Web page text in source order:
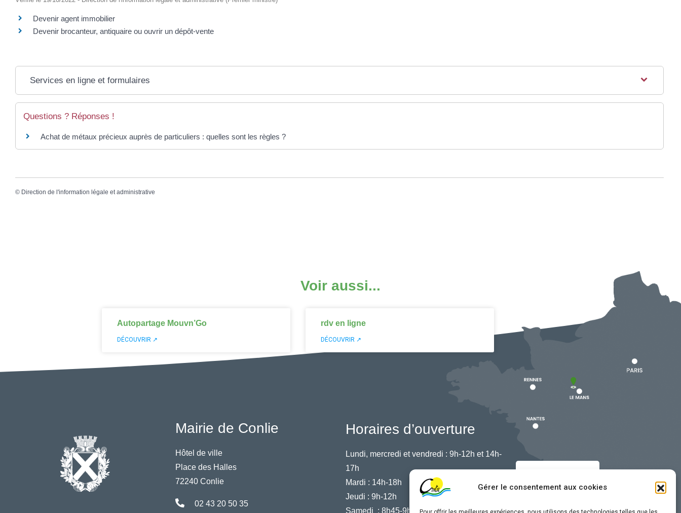
Gérer le consentement aux cookies
Devenir agent immobilier
Devenir brocanteur, antiquaire ou ouvrir un dépôt-vente
Services en ligne et formulaires
Questions ? Réponses !
Achat de métaux précieux auprès de particuliers : quelles sont les règles ?
© Direction de l'information légale et administrative
Voir aussi...
Autopartage Mouvn’Go
DÉCOUVRIR ↗
rdv en ligne
DÉCOUVRIR ↗
Mairie de Conlie
Hôtel de ville
Place des Halles
72240 Conlie
02 43 20 50 35
Horaires d’ouverture
Lundi, mercredi et vendredi : 9h-12h et 14h-
17h
Mardi : 14h-18h
Jeudi : 9h-12h
Samedi : 8h45-9h45